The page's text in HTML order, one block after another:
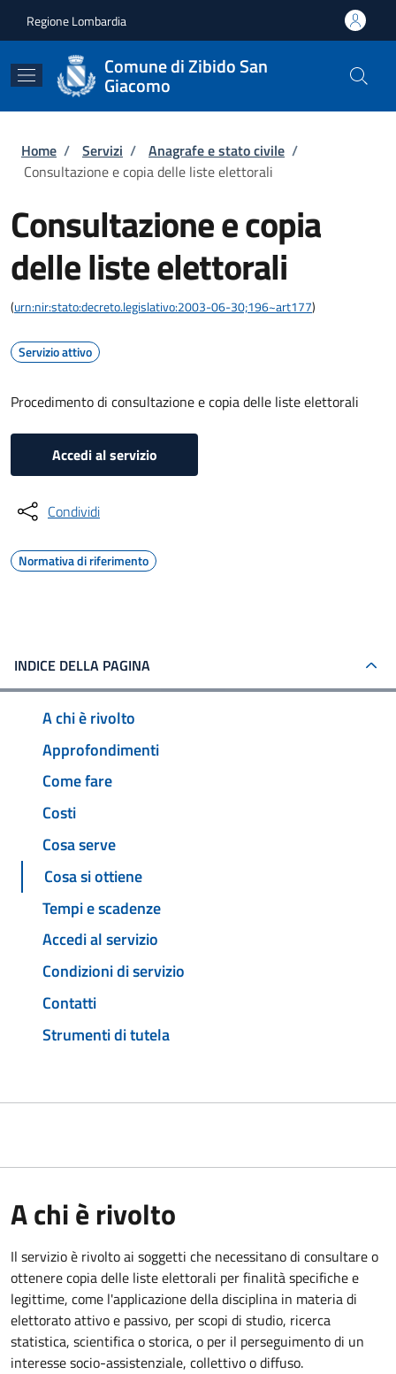
Regione Lombardia
Comune di Zibido San
Giacomo
Briciole di pane
Home / Servizi / Anagrafe e stato civile /
Consultazione e copia delle liste elettorali
Consultazione e copia
delle liste elettorali
(urn:nir:stato:decreto.legislativo:2003-06-30;196~art177)
Servizio attivo
Procedimento di consultazione e copia delle liste elettorali
Accedi al servizio
Condividi
Normativa di riferimento
INDICE DELLA PAGINA
A chi è rivolto
Approfondimenti
Come fare
Costi
Cosa serve
Cosa si ottiene
Tempi e scadenze
Accedi al servizio
Condizioni di servizio
Contatti
Strumenti di tutela
A chi è rivolto
Il servizio è rivolto ai soggetti che necessitano di consultare o
ottenere copia delle liste elettorali per finalità specifiche e
legittime, come l'applicazione della disciplina in materia di
elettorato attivo e passivo, per scopi di studio, ricerca
statistica, scientifica o storica, o per il perseguimento di un
interesse socio-assistenziale, collettivo o diffuso.